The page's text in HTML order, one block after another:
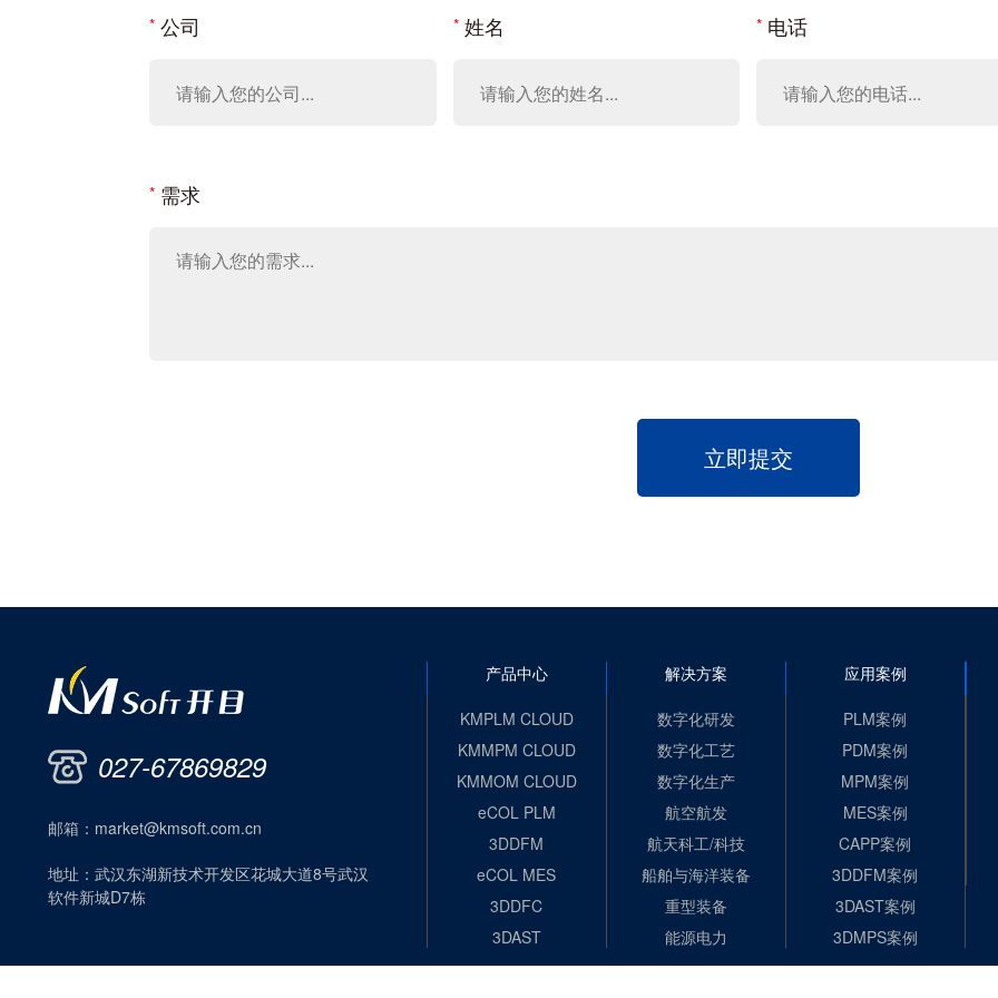
公司 姓名 电话
需求
立即提交
027-67869829
邮箱： market@kmsoft.com.cn
地址：武汉东湖新技术开发区花城大道8号武汉
软件新城D7栋
产品中心
KMPLM CLOUD
KMMPM CLOUD
KMMOM CLOUD
eCOL PLM
3DDFM
eCOL MES
3DDFC
3DAST
解决方案
数字化研发
数字化工艺
数字化生产
航空航发
航天科工/科技
船舶与海洋装备
重型装备
能源电力
应用案例
PLM案例
PDM案例
MPM案例
MES案例
CAPP案例
3DDFM案例
3DAST案例
3DMPS案例